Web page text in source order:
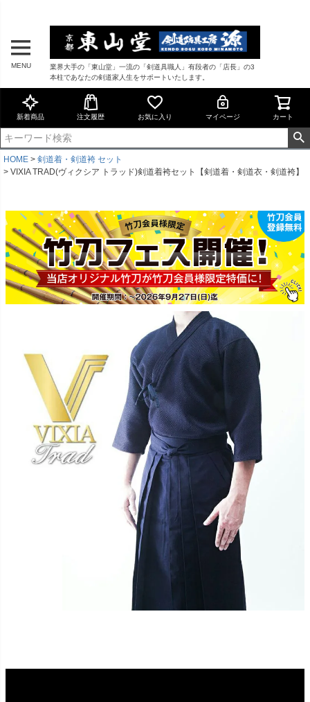
MENU
業界大手の「東山堂」一流の「剣道具職人」有段者の「店長」の3
本柱であなたの剣道家人生をサポートいたします。
新着商品 注文履歴 お気に入り マイページ カート
HOME
剣道着・剣道袴 セット
VIXIA TRAD(ヴィクシア トラッド)剣道着袴セット【剣道着・剣道衣・剣道袴】